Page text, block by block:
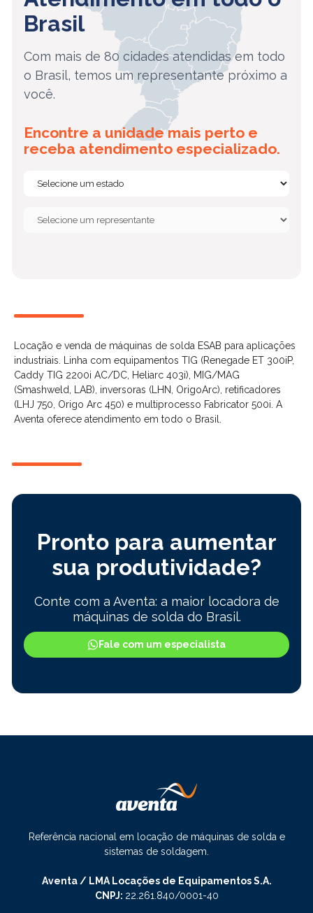
Brasil
Com mais de 80 cidades atendidas em todo
o Brasil, temos um representante próximo a
você.
Encontre a unidade mais perto e
receba atendimento especializado.
Locação e venda de máquinas de solda ESAB para aplicações
industriais. Linha com equipamentos TIG (Renegade ET 300iP,
Caddy TIG 2200i AC/DC, Heliarc 403i), MIG/MAG
(Smashweld, LAB), inversoras (LHN, OrigoArc), retificadores
(LHJ 750, Origo Arc 450) e multiprocesso Fabricator 500i. A
Aventa oferece atendimento em todo o Brasil.
Pronto para aumentar
sua produtividade?
Conte com a Aventa: a maior locadora de
máquinas de solda do Brasil.
Fale com um especialista
Referência nacional em locação de máquinas de solda e
sistemas de soldagem.
Aventa / LMA Locações de Equipamentos S.A.
CNPJ: 22.261.840/0001-40